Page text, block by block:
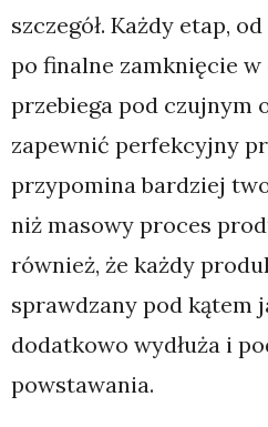
szczegół. Każdy etap,
po finalne zamknięcie w
przebiega pod czujnym
zapewnić perfekcyjny
przypomina bardziej
niż masowy proces
również, że każdy
sprawdzany pod kątem
dodatkowo wydłuża i
powstawania.